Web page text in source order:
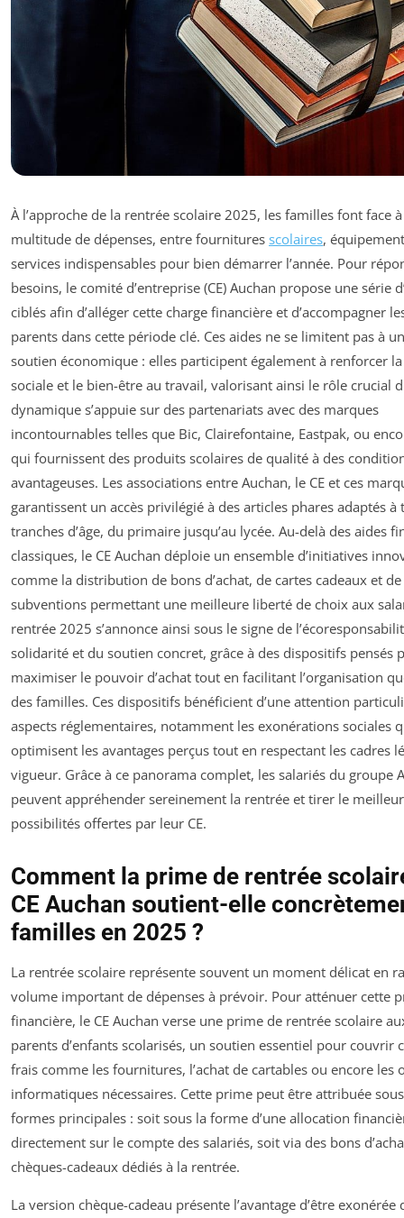
À l’approche de la rentrée scolaire 2025, les familles font face
multitude de dépenses, entre fournitures scolaires,
services indispensables pour bien démarrer l’année. Pour
besoins, le comité d’entreprise (CE) Auchan propose une série
ciblés afin d’alléger cette charge financière et d’accompagner
parents dans cette période clé. Ces aides ne se limitent pas à
soutien économique : elles participent également à renforcer
sociale et le bien-être au travail, valorisant ainsi le rôle crucial
dynamique s’appuie sur des partenariats avec des marques
incontournables telles que Bic, Clairefontaine, Eastpak, ou
qui fournissent des produits scolaires de qualité à des
avantageuses. Les associations entre Auchan, le CE et ces
garantissent un accès privilégié à des articles phares adaptés à
tranches d’âge, du primaire jusqu’au lycée. Au-delà des aides
classiques, le CE Auchan déploie un ensemble d’initiatives
comme la distribution de bons d’achat, de cartes cadeaux et de
subventions permettant une meilleure liberté de choix aux
rentrée 2025 s’annonce ainsi sous le signe de
solidarité et du soutien concret, grâce à des dispositifs pensés
maximiser le pouvoir d’achat tout en facilitant l’organisation
des familles. Ces dispositifs bénéficient d’une attention
aspects réglementaires, notamment les exonérations sociales
optimisent les avantages perçus tout en respectant les cadres
vigueur. Grâce à ce panorama complet, les salariés du groupe
peuvent appréhender sereinement la rentrée et tirer le
possibilités offertes par leur CE.
Comment la prime de rentrée
CE Auchan soutient-elle
familles en 2025 ?
La rentrée scolaire représente souvent un moment délicat en
volume important de dépenses à prévoir. Pour atténuer cette
financière, le CE Auchan verse une prime de rentrée scolaire
parents d’enfants scolarisés, un soutien essentiel pour couvrir
frais comme les fournitures, l’achat de cartables ou encore les
informatiques nécessaires. Cette prime peut être attribuée
formes principales : soit sous la forme d’une allocation
directement sur le compte des salariés, soit via des bons
chèques-cadeaux dédiés à la rentrée.
La version chèque-cadeau présente l’avantage d’être exonérée